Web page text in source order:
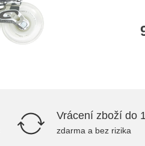
Vrácení zboží do
zdarma a bez rizika